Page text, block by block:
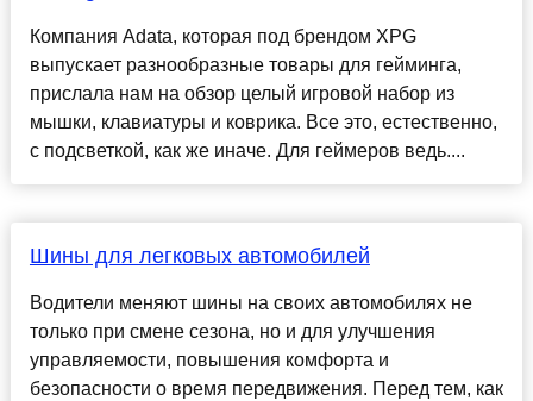
Компания Adata, которая под брендом XPG
выпускает разнообразные товары для гейминга,
прислала нам на обзор целый игровой набор из
мышки, клавиатуры и коврика. Все это, естественно,
с подсветкой, как же иначе. Для геймеров ведь....
Шины для легковых автомобилей
Водители меняют шины на своих автомобилях не
только при смене сезона, но и для улучшения
управляемости, повышения комфорта и
безопасности о время передвижения. Перед тем, как